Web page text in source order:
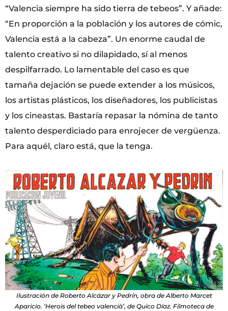
“Valencia siempre ha sido tierra de tebeos”. Y añade:
“En proporción a la población y los autores de cómic,
Valencia está a la cabeza”. Un enorme caudal de
talento creativo si no dilapidado, sí al menos
despilfarrado. Lo lamentable del caso es que
tamaña dejación se puede extender a los músicos,
los artistas plásticos, los diseñadores, los publicistas
y los cineastas. Bastaría repasar la nómina de tanto
talento desperdiciado para enrojecer de vergüenza.
Para aquél, claro está, que la tenga.
Ilustración de Roberto Alcázar y Pedrín, obra de Alberto Marcet
Aparicio. ‘Herois del tebeo valencià’, de Quico Díaz. Filmoteca de